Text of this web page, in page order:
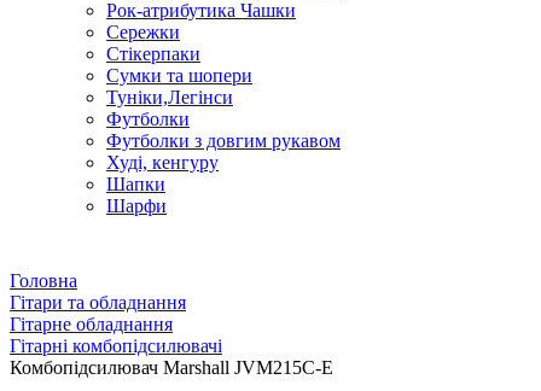
Рок-атрибутика Чашки
Сережки
Стікерпаки
Сумки та шопери
Туніки,Легінси
Футболки
Футболки з довгим рукавом
Худі, кенгуру
Шапки
Шарфи
Головна
Гітари та обладнання
Гітарне обладнання
Гітарні комбопідсилювачі
Комбопідсилювач Marshall JVM215C-E